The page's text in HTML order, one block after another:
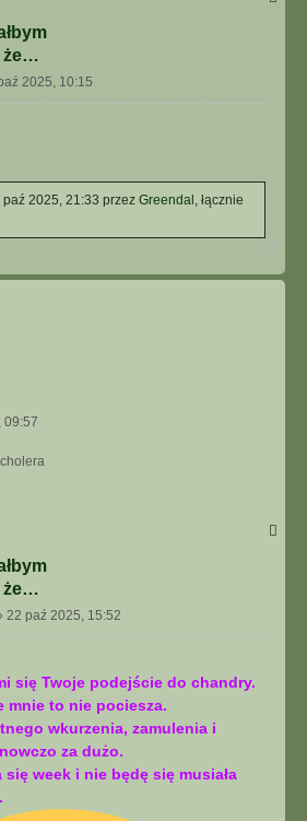
że…
2025, 10:15
2025, 21:33 przez Greendal , łącznie
09:57
cholera
że…
22 paź 2025, 15:52
się Twoje podejście do chandry.
mnie to nie pociesza.
wkurzenia, zamulenia i
za dużo.
się week i nie będę się musiała